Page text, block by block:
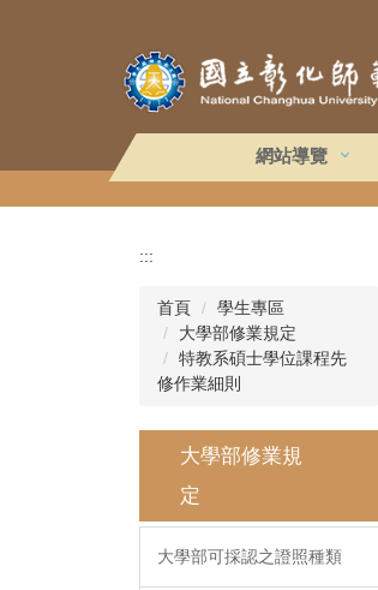
區
網站導覽
:::
首頁
學生專區
大學部修業規定
特教系碩士學位課程先
修作業細則
大學部修業規
定
大學部可採認之證照種類